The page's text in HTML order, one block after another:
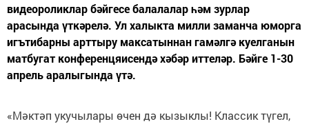
видеороликлар бәйгесе балалалар һәм зурлар
арасында үткәрелә. Ул халыкта милли заманча юморга
игътибарны арттыру максатыннан гамәлгә куелганын
матбугат конференцяисендә хәбәр иттеләр. Бәйге 1-30
апрель аралыгында үтә.
«Мәктәп укучылары өчен дә кызыклы! Классик түгел,